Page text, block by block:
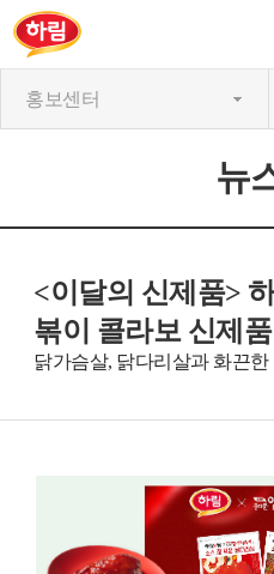
홍보센터
뉴
<이달의 신제품>
볶이 콜라보 신제품
닭가슴살, 닭다리살과 화끈한